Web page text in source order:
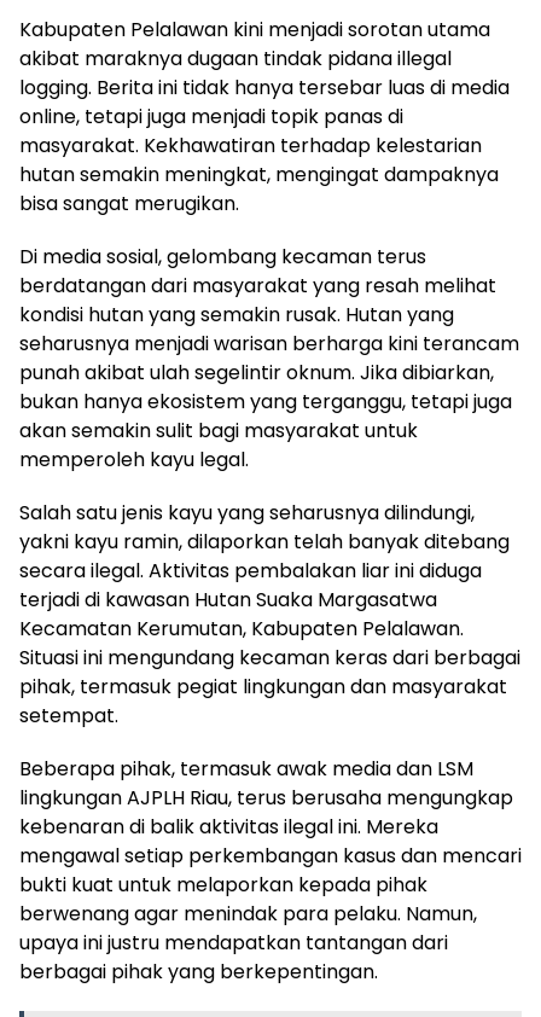
Kabupaten Pelalawan kini menjadi sorotan utama
akibat maraknya dugaan tindak pidana illegal
logging. Berita ini tidak hanya tersebar luas di media
online, tetapi juga menjadi topik panas di
masyarakat. Kekhawatiran terhadap kelestarian
hutan semakin meningkat, mengingat dampaknya
bisa sangat merugikan.
Di media sosial, gelombang kecaman terus
berdatangan dari masyarakat yang resah melihat
kondisi hutan yang semakin rusak. Hutan yang
seharusnya menjadi warisan berharga kini terancam
punah akibat ulah segelintir oknum. Jika dibiarkan,
bukan hanya ekosistem yang terganggu, tetapi juga
akan semakin sulit bagi masyarakat untuk
memperoleh kayu legal.
Salah satu jenis kayu yang seharusnya dilindungi,
yakni kayu ramin, dilaporkan telah banyak ditebang
secara ilegal. Aktivitas pembalakan liar ini diduga
terjadi di kawasan Hutan Suaka Margasatwa
Kecamatan Kerumutan, Kabupaten Pelalawan.
Situasi ini mengundang kecaman keras dari berbagai
pihak, termasuk pegiat lingkungan dan masyarakat
setempat.
Beberapa pihak, termasuk awak media dan LSM
lingkungan AJPLH Riau, terus berusaha mengungkap
kebenaran di balik aktivitas ilegal ini. Mereka
mengawal setiap perkembangan kasus dan mencari
bukti kuat untuk melaporkan kepada pihak
berwenang agar menindak para pelaku. Namun,
upaya ini justru mendapatkan tantangan dari
berbagai pihak yang berkepentingan.